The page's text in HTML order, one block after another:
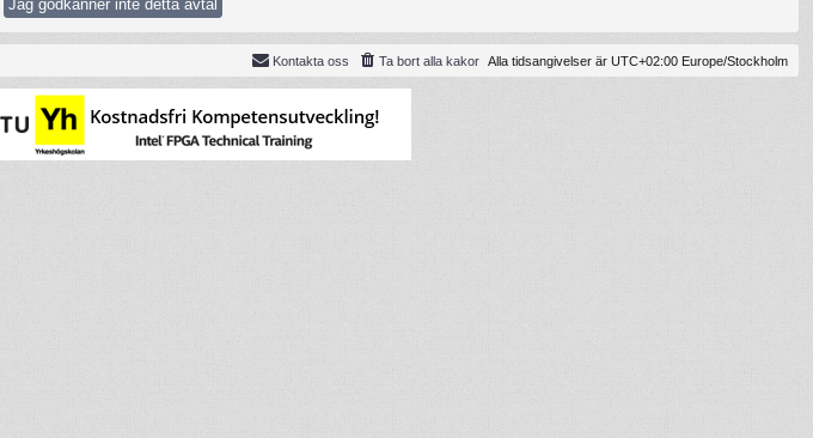
Alla tidsangivelser är UTC+02:00 Europe/Stockholm
Ta bort alla kakor
Kontakta oss